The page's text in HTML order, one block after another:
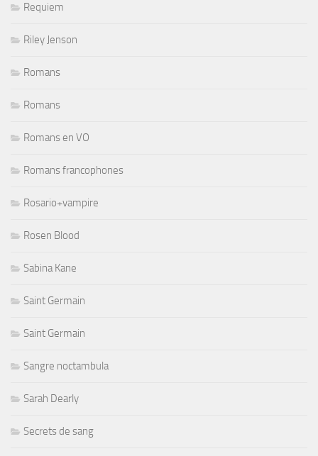
Requiem
Riley Jenson
Romans
Romans
Romans en VO
Romans francophones
Rosario+vampire
Rosen Blood
Sabina Kane
Saint Germain
Saint Germain
Sangre noctambula
Sarah Dearly
Secrets de sang